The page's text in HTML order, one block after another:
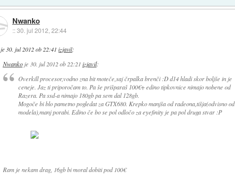
Nwanko
::30. jul 2012, 22:44
je 30. jul 2012 ob 22:41 izjavil:
Nwankoje 30. jul 2012 ob 22:21 izjavil:
Overkill procesor,vodno zna bit moteče,saj črpalka brenči :D d14 hladi skor boljše in je
ceneje. Jaz ti priporočam to. Pa še prišparaš 100€+ edino tipkovnice nimajo nobene od
Razera. Pa ssd-a nimajo 180gb pa sem dal 128gb.
Mogoče bi blo pametno pogledat za GTX680. Krepko manjša od radeona,tišja(odvisno od
modela),manj porabi. Edino če bo se pol odločo za eyefinity je pa pol druga stvar :P
Ram je nekam drag, 16gb bi moral dobiti pod 100€